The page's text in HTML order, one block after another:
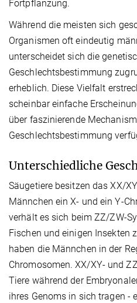
Fortpflanzung.
Während die meisten sich
Organismen oft eindeutig
unterscheidet sich die
Geschlechtsbestimmung
erheblich. Diese Vielfalt
scheinbar einfache
über faszinierende
Geschlechtsbestimmung
Unterschiedliche
Säugetiere besitzen das XX/
Männchen ein X- und ein Y-
verhält es sich beim ZZ/ZW-
Fischen und einigen Insekten
haben die Männchen in der
Chromosomen. XX/XY- und
Tiere während der
ihres Genoms in sich tragen -